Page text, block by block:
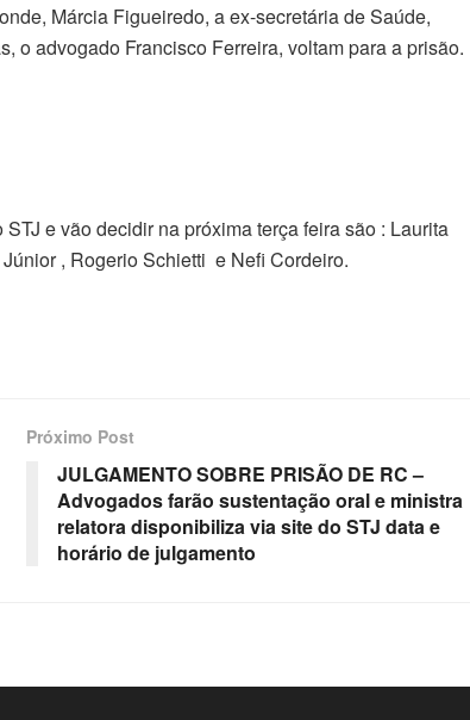
Márcia Figueiredo, a ex-secretária de Saúde,
o advogado Francisco Ferreira, voltam para a prisão.
e vão decidir na próxima terça feira são : Laurita
, Rogerio Schietti e Nefi Cordeiro.
Próximo Post
JULGAMENTO SOBRE PRISÃO DE RC –
Advogados farão sustentação oral e ministra
relatora disponibiliza via site do STJ data e
horário de julgamento